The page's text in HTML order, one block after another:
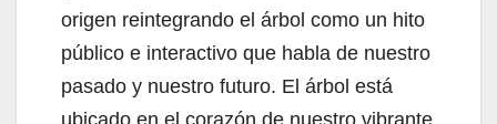
origen reintegrando el árbol como un hito
público e interactivo que habla de nuestro
pasado y nuestro futuro. El árbol está
ubicado en el corazón de nuestro vibrante